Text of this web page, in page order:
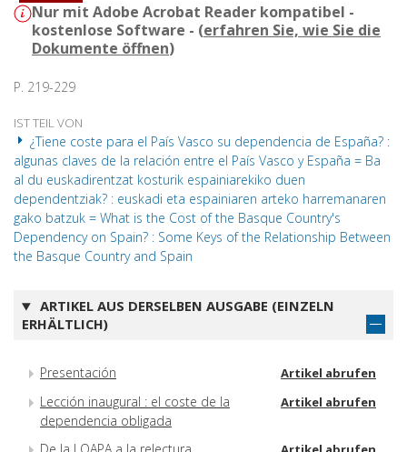
Nur mit Adobe Acrobat Reader kompatibel -
kostenlose Software - (erfahren Sie, wie Sie die
Dokumente öffnen)
P. 219-229
IST TEIL VON
¿Tiene coste para el País Vasco su dependencia de España? :
algunas claves de la relación entre el País Vasco y España = Ba
al du euskadirentzat kosturik espainiarekiko duen
dependentziak? : euskadi eta espainiaren arteko harremanaren
gako batzuk = What is the Cost of the Basque Country's
Dependency on Spain? : Some Keys of the Relationship Between
the Basque Country and Spain
ARTIKEL AUS DERSELBEN AUSGABE (EINZELN
ERHÄLTLICH)
Presentación Artikel abrufen
Lección inaugural : el coste de la
dependencia obligada
Artikel abrufen